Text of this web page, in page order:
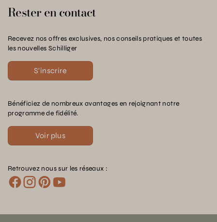
Rester en contact
Recevez nos offres exclusives, nos conseils pratiques et toutes
les nouvelles Schilliger
S'inscrire
Bénéficiez de nombreux avantages en rejoignant notre
programme de fidélité.
Voir plus
Retrouvez nous sur les réseaux :